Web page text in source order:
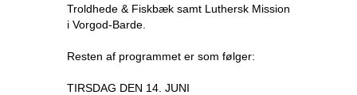
Troldhede & Fiskbæk samt Luthersk Mission
i Vorgod-Barde.
Resten af programmet er som følger:
TIRSDAG DEN 14. JUNI